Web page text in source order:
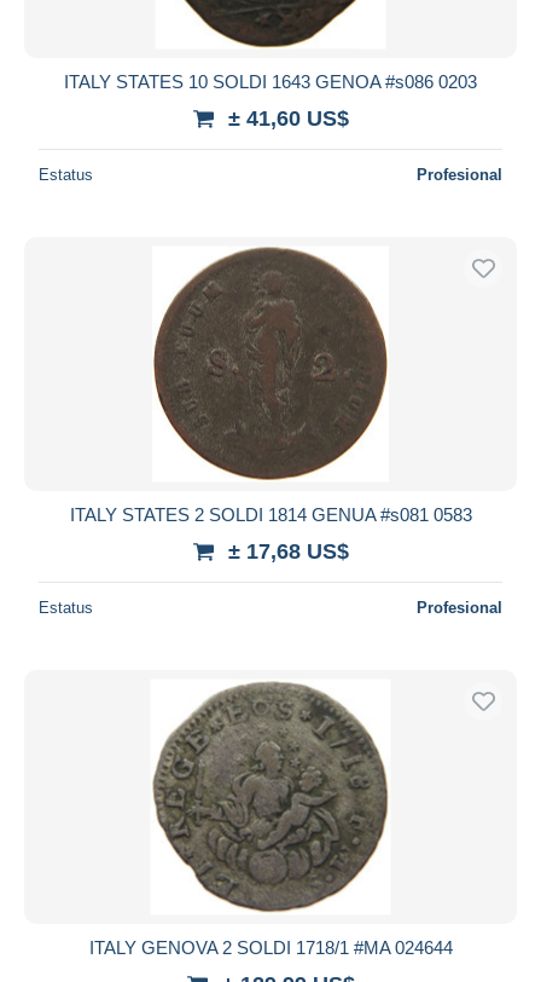
ITALY STATES 10 SOLDI 1643 GENOA #s086 0203
± 41,60 US$
Estatus Profesional
ITALY STATES 2 SOLDI 1814 GENUA #s081 0583
± 17,68 US$
Estatus Profesional
ITALY GENOVA 2 SOLDI 1718/1 #MA 024644